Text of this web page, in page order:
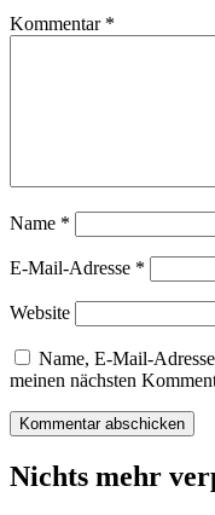
Kommentar *
Name *
E-Mail-Adresse *
Website
Name, E-Mail-
meinen nächsten
Nichts mehr